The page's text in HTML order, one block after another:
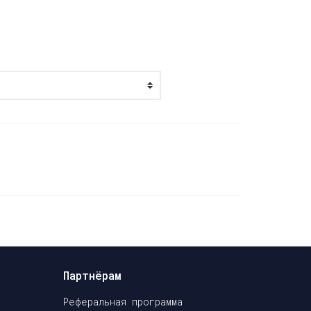
Партнёрам
Реферальная программа